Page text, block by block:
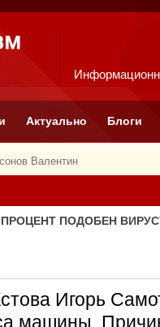
Актуально Блоги
Валентин
ПРОЦЕНТ ПОДОБЕН
Игорь
машины.